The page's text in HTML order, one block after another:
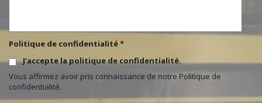
Politique de confidentialité*
J’accepte la politique de confidentialité.
Vous affirmez avoir pris connaissance de notre Politique de
confidentialité.